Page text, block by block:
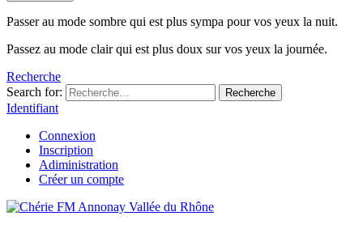
Passer au mode sombre qui est plus sympa pour vos yeux la nuit.
Passez au mode clair qui est plus doux sur vos yeux la journée.
Recherche
Search for:
Recherche
Identifiant
Connexion
Inscription
Adiministration
Créer un compte